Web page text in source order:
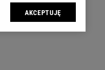
sp. z o.o., jej
AKCEPTUJĘ